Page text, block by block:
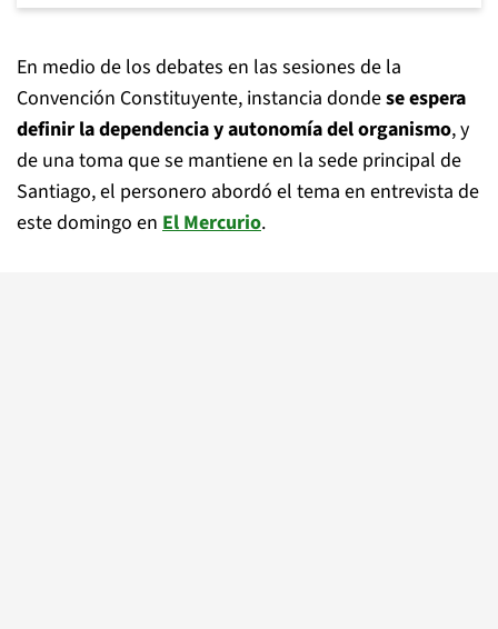
En medio de los debates en las sesiones de la
Convención Constituyente, instancia dondese espera
definir la dependencia y autonomía del organismo, y
de una toma que se mantiene en la sede principal de
Santiago, el personero abordó el tema en entrevista de
este domingo en El Mercurio.